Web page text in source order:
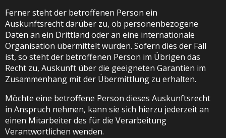
Ferner steht der betroffenen Person ein
Auskunftsrecht darüber zu, ob personenbezogene
Daten an ein Drittland oder an eine internationale
Organisation übermittelt wurden. Sofern dies der Fall
ist, so steht der betroffenen Person im Übrigen das
Recht zu, Auskunft über die geeigneten Garantien im
Zusammenhang mit der Übermittlung zu erhalten.
Möchte eine betroffene Person dieses Auskunftsrecht
in Anspruch nehmen, kann sie sich hierzu jederzeit an
einen Mitarbeiter des für die Verarbeitung
Verantwortlichen wenden.